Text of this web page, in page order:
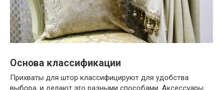
Основа классификации
Прихваты для штор классифицируют для удобства